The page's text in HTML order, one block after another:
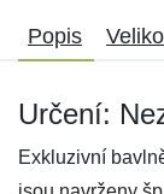
Popis
Určení:
Exkluzivní